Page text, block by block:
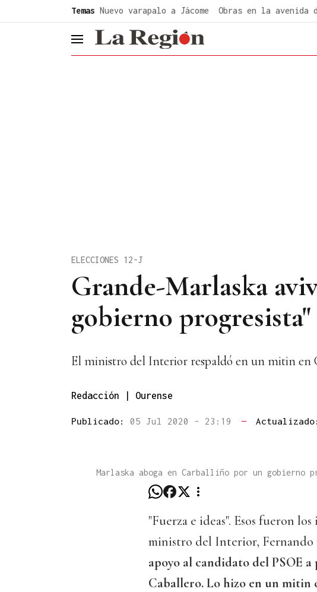
Temas Nuevo varapalo a Jácome Obras en la avenida
header.menu.open
Grande-Marlaska
gobierno progresista"
ELECCIONES 12-J
El ministro del Interior respaldó en un mitin en
Redacción | Ourense
Publicado: 05 Jul 2020 - 23:19 —
Marlaska aboga en Carballiño por un gobierno
"Fuerza e ideas". Esos fueron
ministro del Interior, Fernando
apoyo al candidato del PSOE
Caballero. Lo hizo en un mitin